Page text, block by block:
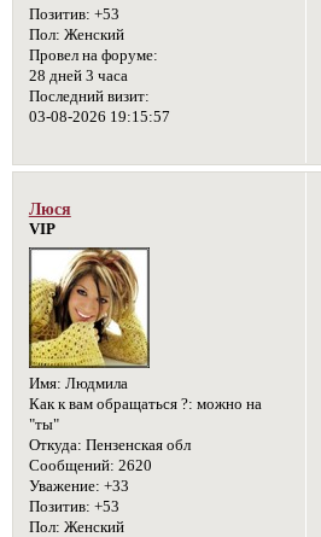
Позитив: +53
Пол: Женский
Провел на форуме:
28 дней 3 часа
Последний визит:
03-08-2026 19:15:57
Люся
VIP
Имя: Людмила
Как к вам обращаться ?: можно на
"ты"
Откуда: Пензенская обл
Сообщений: 2620
Уважение: +33
Позитив: +53
Пол: Женский